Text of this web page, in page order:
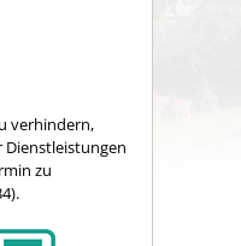
verhindern,
zu